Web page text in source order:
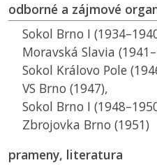
odborné a zájmové
Sokol Brno I
Moravská Slavia
Sokol Královo Pole
VS Brno (1947),
Sokol Brno I
Zbrojovka Brno (1951)
prameny, literatura